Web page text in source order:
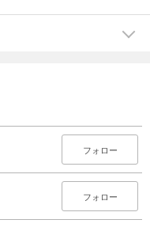
フォロー
フォロー